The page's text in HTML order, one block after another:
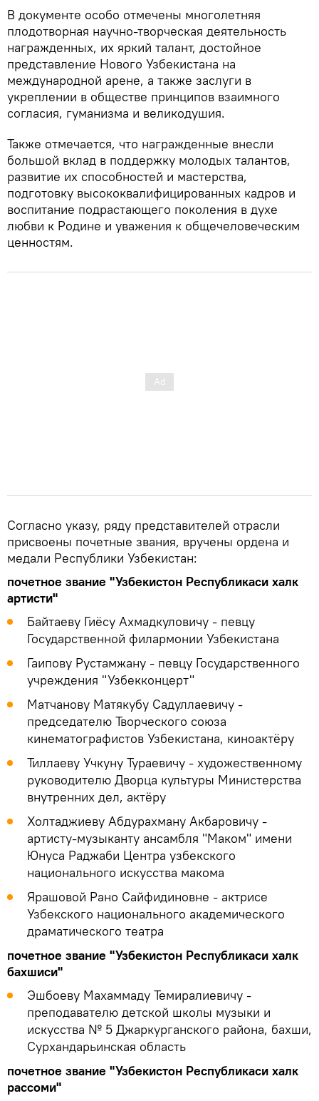
В документе особо отмечены многолетняя
плодотворная научно-творческая деятельность
награжденных, их яркий талант, достойное
представление Нового Узбекистана на
международной арене, а также заслуги в
укреплении в обществе принципов взаимного
согласия, гуманизма и великодушия.
Также отмечается, что награжденные внесли
большой вклад в поддержку молодых талантов,
развитие их способностей и мастерства,
подготовку высококвалифицированных кадров и
воспитание подрастающего поколения в духе
любви к Родине и уважения к общечеловеческим
ценностям.
Согласно указу, ряду представителей отрасли
присвоены почетные звания, вручены ордена и
медали Республики Узбекистан:
почетное звание "Узбекистон Республикаси халк
артисти"
Байтаеву Гиёсу Ахмадкуловичу - певцу
Государственной филармонии Узбекистана
Гаипову Рустамжану - певцу Государственного
учреждения "Узбекконцерт"
Матчанову Матякубу Садуллаевичу -
председателю Творческого союза
кинематографистов Узбекистана, киноактёру
Тиллаеву Учкуну Тураевичу - художественному
руководителю Дворца культуры Министерства
внутренних дел, актёру
Холтаджиеву Абдурахману Акбаровичу -
артисту-музыканту ансамбля "Маком" имени
Юнуса Раджаби Центра узбекского
национального искусства макома
Ярашовой Рано Сайфидиновне - актрисе
Узбекского национального академического
драматического театра
почетное звание "Узбекистон Республикаси халк
бахшиси"
Эшбоеву Махаммаду Темиралиевичу -
преподавателю детской школы музыки и
искусства № 5 Джаркурганского района, бахши,
Сурхандарьинская область
почетное звание "Узбекистон Республикаси халк
рассоми"